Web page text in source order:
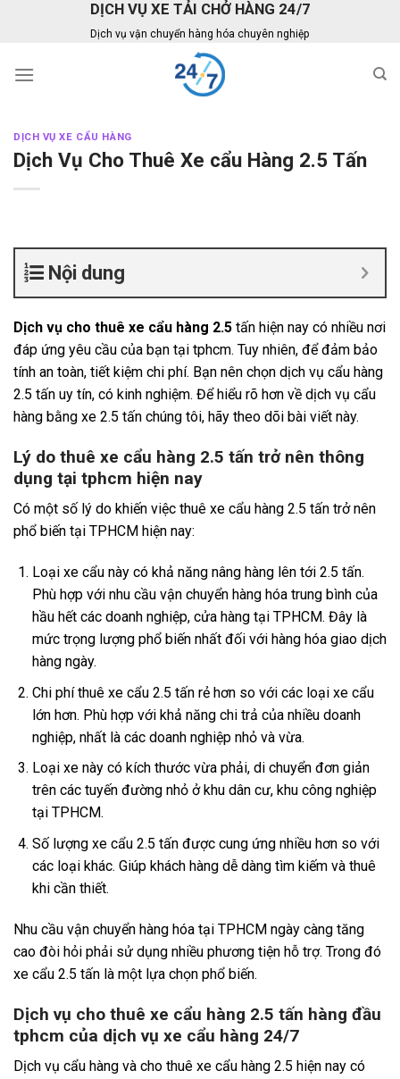
DỊCH VỤ XE TẢI CHỞ HÀNG 24/7
Dịch vụ vận chuyển hàng hóa chuyên nghiệp
DỊCH VỤ XE CẨU HÀNG
Dịch Vụ Cho Thuê Xe cẩu Hàng 2.5 Tấn
Nội dung
Dịch vụ cho thuê xe cẩu hàng 2.5 tấn hiện nay có nhiều nơi
đáp ứng yêu cầu của bạn tại tphcm. Tuy nhiên, để đảm bảo
tính an toàn, tiết kiệm chi phí. Bạn nên chọn dịch vụ cẩu hàng
2.5 tấn uy tín, có kinh nghiệm. Để hiểu rõ hơn về dịch vụ cẩu
hàng bằng xe 2.5 tấn chúng tôi, hãy theo dõi bài viết này.
Lý do thuê xe cẩu hàng 2.5 tấn trở nên thông
dụng tại tphcm hiện nay
Có một số lý do khiến việc thuê xe cẩu hàng 2.5 tấn trở nên
phổ biến tại TPHCM hiện nay:
Loại xe cẩu này có khả năng nâng hàng lên tới 2.5 tấn.
Phù hợp với nhu cầu vận chuyển hàng hóa trung bình của
hầu hết các doanh nghiệp, cửa hàng tại TPHCM. Đây là
mức trọng lượng phổ biến nhất đối với hàng hóa giao dịch
hàng ngày.
Chi phí thuê xe cẩu 2.5 tấn rẻ hơn so với các loại xe cẩu
lớn hơn. Phù hợp với khả năng chi trả của nhiều doanh
nghiệp, nhất là các doanh nghiệp nhỏ và vừa.
Loại xe này có kích thước vừa phải, di chuyển đơn giản
trên các tuyến đường nhỏ ở khu dân cư, khu công nghiệp
tại TPHCM.
Số lượng xe cẩu 2.5 tấn được cung ứng nhiều hơn so với
các loại khác. Giúp khách hàng dễ dàng tìm kiếm và thuê
khi cần thiết.
Nhu cầu vận chuyển hàng hóa tại TPHCM ngày càng tăng
cao đòi hỏi phải sử dụng nhiều phương tiện hỗ trợ. Trong đó
xe cẩu 2.5 tấn là một lựa chọn phổ biến.
Dịch vụ cho thuê xe cẩu hàng 2.5 tấn hàng đầu
tphcm của dịch vụ xe cẩu hàng 24/7
Dịch vụ cẩu hàng và cho thuê xe cẩu hàng 2.5 hiện nay có